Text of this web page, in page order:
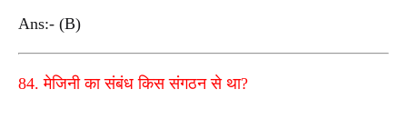
Ans:- (B)
84. मेजिनी का संबंध किस संगठन से था?